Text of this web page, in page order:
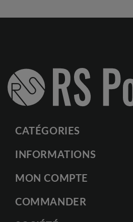
CATÉGORIES
INFORMATIONS
MON COMPTE
COMMANDER